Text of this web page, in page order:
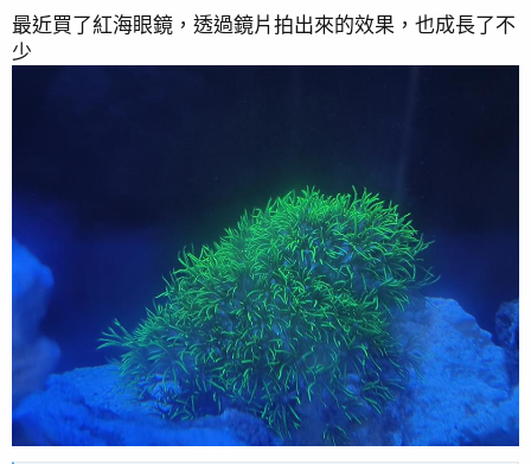
最近買了紅海眼鏡，透過鏡片拍出來的效果，也成長了不
少